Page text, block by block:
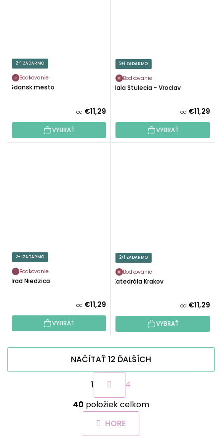
2+1 ZADARMO
Bodkovanie
Gdansk mesto
od €11,29
VYBRAŤ
2+1 ZADARMO
Bodkovanie
Hala Stulecia - Vroclav
od €11,29
VYBRAŤ
2+1 ZADARMO
Bodkovanie
Hrad Niedzica
od €11,29
VYBRAŤ
2+1 ZADARMO
Bodkovanie
Katedrála Krakov
od €11,29
VYBRAŤ
O
v
l
á
d
NAČÍTAŤ 12 ĎALŠÍCH
S
t
r
á
n
k
o
1
4
40 položiek celkom
HORE